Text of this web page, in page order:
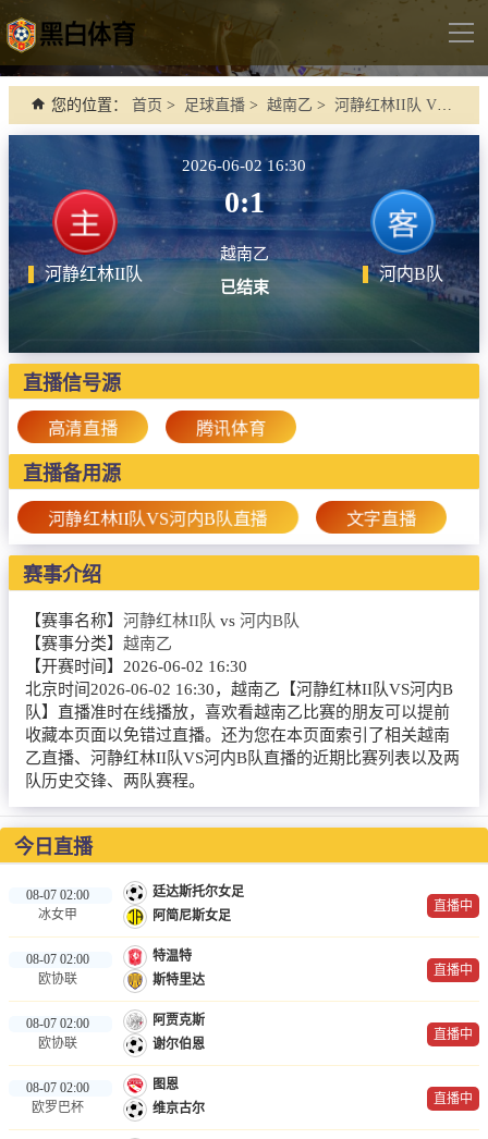
导
首页
德甲
法甲
西甲
世界杯
欧冠杯
中超
篮球直播
NBA
CBA
录像
足球录像
篮球录像
新闻
足球新闻
篮球新闻
您的位置： 首页 > 足球直播 > 越南乙 > 河静红林II队 VS 河内B队
河静红林II队
2026-06-02 16:30
0:1
越南乙
已结束
河内B队
直播信号源
高清直播 腾讯体育
直播备用源
河静红林II队VS河内B队直播 文字直播
赛事介绍
【赛事名称】 河静红林II队 vs 河内B队
【赛事分类】 越南乙
【开赛时间】 2026-06-02 16:30
北京时间2026-06-02 16:30，越南乙【河静红林II队VS河内B
队】直播准时在线播放，喜欢看越南乙比赛的朋友可以提前
收藏本页面以免错过直播。还为您在本页面索引了相关越南
乙直播、河静红林II队VS河内B队直播的近期比赛列表以及两
队历史交锋、两队赛程。
今日直播
08-07 02:00
冰女甲
廷达斯托尔女足
阿简尼斯女足
直播中
08-07 02:00
欧协联
特温特
斯特里达
直播中
08-07 02:00
欧协联
阿贾克斯
谢尔伯恩
直播中
08-07 02:00
欧罗巴杯
图恩
维京古尔
直播中